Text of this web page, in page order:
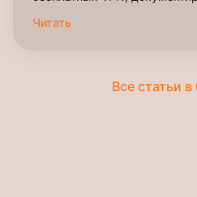
проверки перед установкой.
Читать
Все статьи в